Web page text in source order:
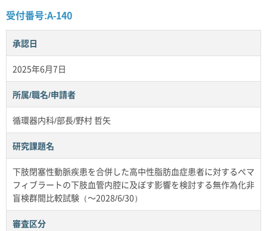
受付番号:A-140
承認日
2025年6月7日
所属/職名/申請者
循環器内科/部長/野村 哲矢
研究課題名
下肢閉塞性動脈疾患を合併した高中性脂肪血症患者に対するぺマ
フィブラートの下肢血管内腔に及ぼす影響を検討する無作為化非
盲検群間比較試験（～2028/6/30）
審査区分